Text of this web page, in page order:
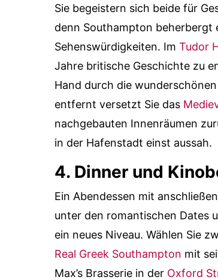
Sie begeistern sich beide für
denn Southampton beherbergt
Sehenswürdigkeiten. Im Tudor
Jahre britische Geschichte zu
Hand durch die
entfernt versetzt Sie das
nachgebauten Innenräumen
in der Hafenstadt einst aussah.
4. Dinner und
Ein Abendessen mit
unter den romantischen Dates
ein neues Niveau. Wählen Sie
Real Greek Southampton mit
Max’s Brasserie in der Oxford